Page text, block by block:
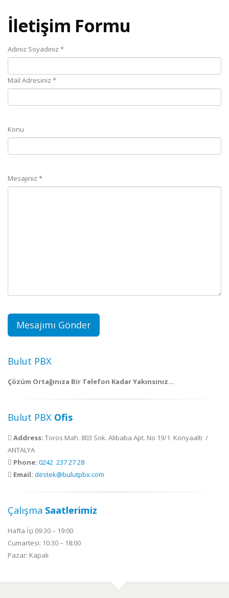
İletişim Formu
Adınız Soyadınız *
Mail Adresiniz *
Konu
Mesajınız *
Bulut PBX
Çözüm Ortağınıza Bir Telefon Kadar Yakınsınız…
Bulut PBX Ofis
Address: Toros Mah. 803 Sok. Alibaba Apt. No 19/1 Konyaaltı /
ANTALYA
Phone: 0242 237 27 28
Email: destek@bulutpbx.com
Çalışma Saatlerimiz
Hafta İçi 09:30 – 19:00
Cumartesi: 10:30 – 18:00
Pazar: Kapalı